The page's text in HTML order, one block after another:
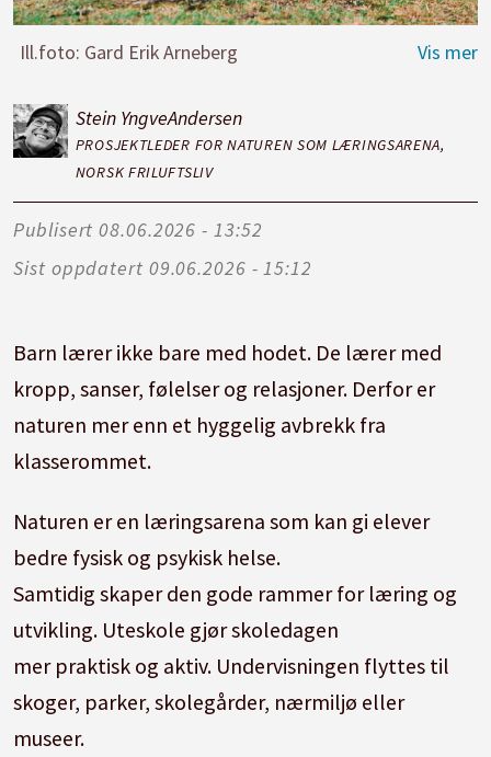
Ill.foto: Gard Erik Arneberg
Stein YngveAndersen
PROSJEKTLEDER FOR NATUREN SOM LÆRINGSARENA,
NORSK FRILUFTSLIV
Publisert
08.06.2026 - 13:52
Sist oppdatert
09.06.2026 - 15:12
Barn lærer ikke bare med hodet. De lærer med
kropp, sanser, følelser og relasjoner. Derfor er
naturen mer enn et hyggelig avbrekk fra
klasserommet.
Naturen er en læringsarena som kan gi elever
bedre fysisk og psykisk helse.
Samtidig skaper den gode rammer for læring og
utvikling. Uteskole gjør skoledagen
mer praktisk og aktiv. Undervisningen flyttes til
skoger, parker, skolegårder, nærmiljø eller
museer.